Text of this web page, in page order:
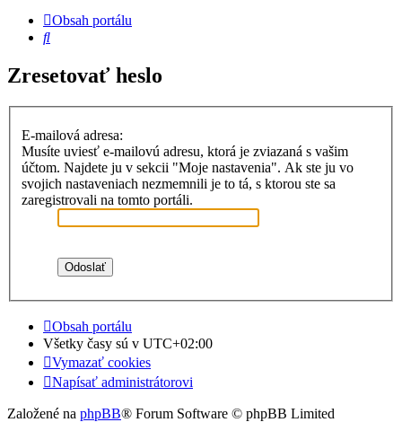
Obsah portálu
Hľadať
Zresetovať heslo
E-mailová adresa:
Musíte uviesť e-mailovú adresu, ktorá je zviazaná s vašim
účtom. Najdete ju v sekcii "Moje nastavenia". Ak ste ju vo
svojich nastaveniach nezmemnili je to tá, s ktorou ste sa
zaregistrovali na tomto portáli.
Obsah portálu
Všetky časy sú v UTC+02:00
Vymazať cookies
Napísať administrátorovi
Založené na phpBB® Forum Software © phpBB Limited